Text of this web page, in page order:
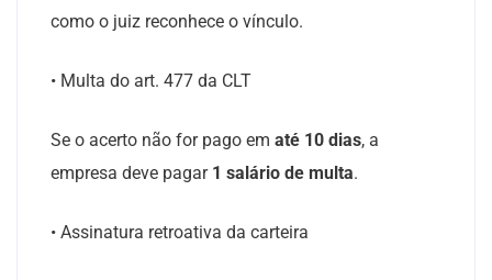
como o juiz reconhece o vínculo.
• Multa do art. 477 da CLT
Se o acerto não for pago em até 10 dias, a
empresa deve pagar 1 salário de multa.
• Assinatura retroativa da carteira